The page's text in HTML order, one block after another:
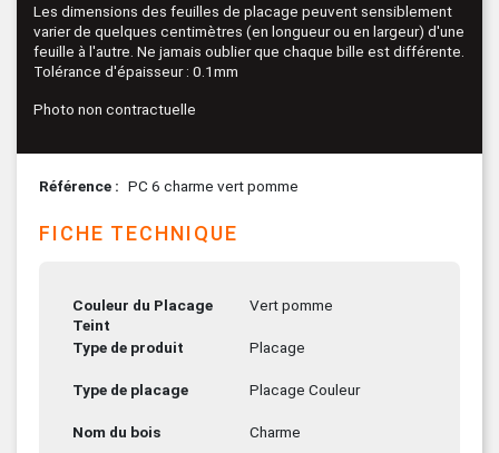
Les dimensions des feuilles de placage peuvent sensiblement
varier de quelques centimètres (en longueur ou en largeur) d'une
feuille à l'autre. Ne jamais oublier que chaque bille est différente.
Tolérance d'épaisseur : 0.1mm
Photo non contractuelle
Référence PC 6 charme vert pomme
FICHE TECHNIQUE
Couleur du Placage
Teint
Vert pomme
Type de produit Placage
Type de placage Placage Couleur
Nom du bois Charme